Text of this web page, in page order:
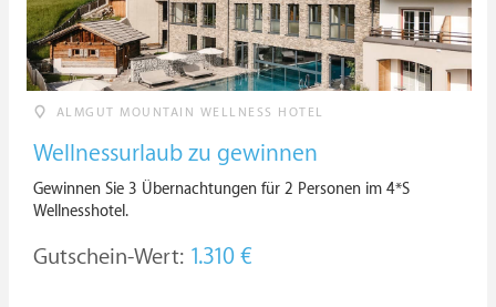
ALMGUT MOUNTAIN WELLNESS HOTEL
Wellnessurlaub zu gewinnen
Gewinnen Sie 3 Übernachtungen für 2 Personen im 4*S
Wellnesshotel.
Gutschein-Wert: 1.310 €